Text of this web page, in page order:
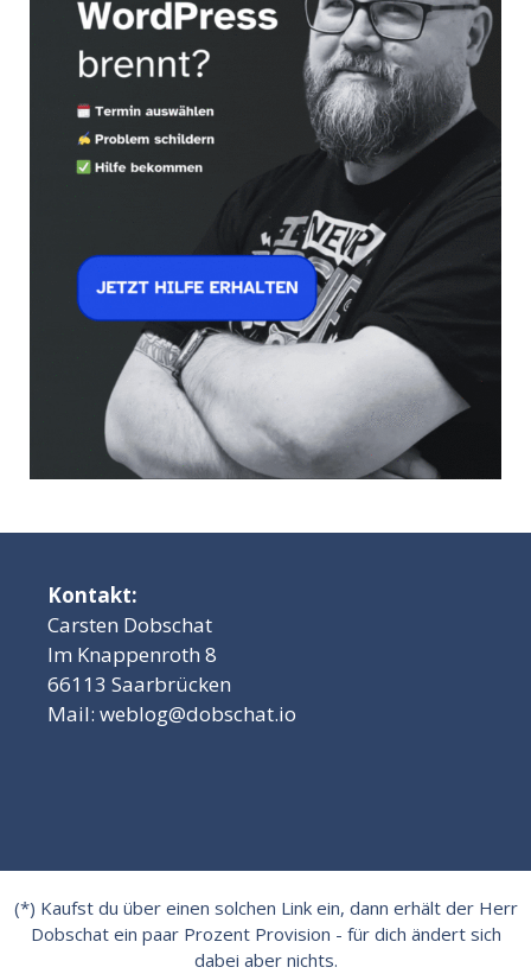
Kontakt:
Carsten Dobschat
Im Knappenroth 8
66113 Saarbrücken
Mail: weblog@dobschat.io
(*) Kaufst du über einen solchen Link ein, dann erhält der Herr
Dobschat ein paar Prozent Provision - für dich ändert sich
dabei aber nichts.